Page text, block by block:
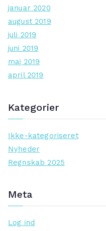
januar 2020
august 2019
juli 2019
juni 2019
maj 2019
april 2019
Kategorier
Ikke-kategoriseret
Nyheder
Regnskab 2025
Meta
Log ind